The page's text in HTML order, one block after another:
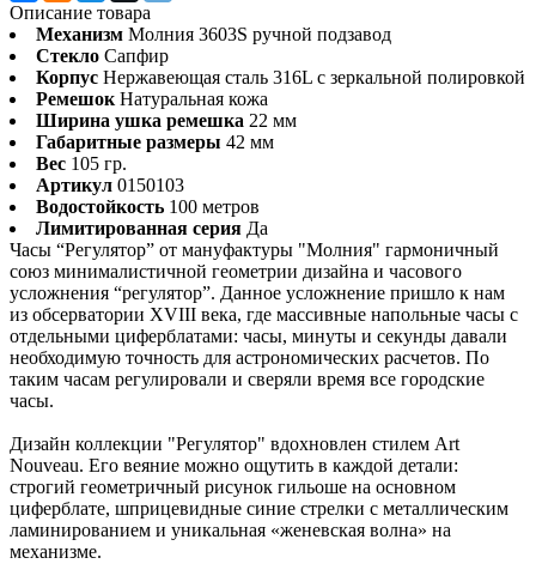
Описание товара
Механизм Молния 3603S ручной подзавод
Стекло Сапфир
Корпус Нержавеющая сталь 316L с зеркальной полировкой
Ремешок Натуральная кожа
Ширина ушка ремешка 22 мм
Габаритные размеры 42 мм
Вес 105 гр.
Артикул 0150103
Водостойкость 100 метров
Лимитированная серия Да
Часы “Регулятор” от мануфактуры "Молния" гармоничный
союз минималистичной геометрии дизайна и часового
усложнения “регулятор”. Данное усложнение пришло к нам
из обсерватории XVIII века, где массивные напольные часы с
отдельными циферблатами: часы, минуты и секунды давали
необходимую точность для астрономических расчетов. По
таким часам регулировали и сверяли время все городские
часы.
Дизайн коллекции "Регулятор" вдохновлен стилем Art
Nouveau. Его веяние можно ощутить в каждой детали:
строгий геометричный рисунок гильоше на основном
циферблате, шприцевидные синие стрелки с металлическим
ламинированием и уникальная «женевская волна» на
механизме.